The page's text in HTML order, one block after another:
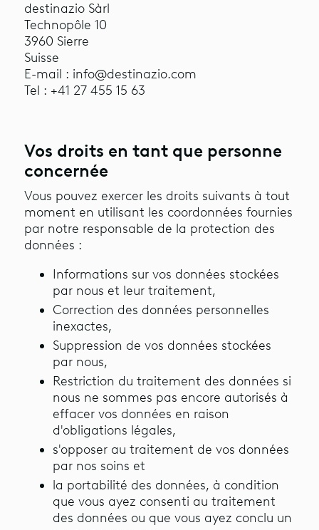
destinazio Sàrl
Technopôle 10
3960 Sierre
Suisse
E-mail : info@destinazio.com
Tel : +41 27 455 15 63
Vos droits en tant que personne
concernée
Vous pouvez exercer les droits suivants à tout
moment en utilisant les coordonnées fournies
par notre responsable de la protection des
données :
Informations sur vos données stockées
par nous et leur traitement,
Correction des données personnelles
inexactes,
Suppression de vos données stockées
par nous,
Restriction du traitement des données si
nous ne sommes pas encore autorisés à
effacer vos données en raison
d'obligations légales,
s'opposer au traitement de vos données
par nos soins et
la portabilité des données, à condition
que vous ayez consenti au traitement
des données ou que vous ayez conclu un